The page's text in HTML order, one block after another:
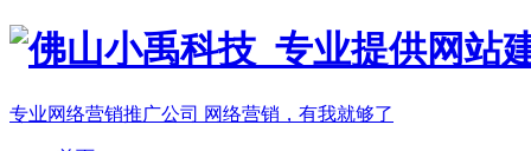
专业网络营销推广公司 网络营销，有我就够了